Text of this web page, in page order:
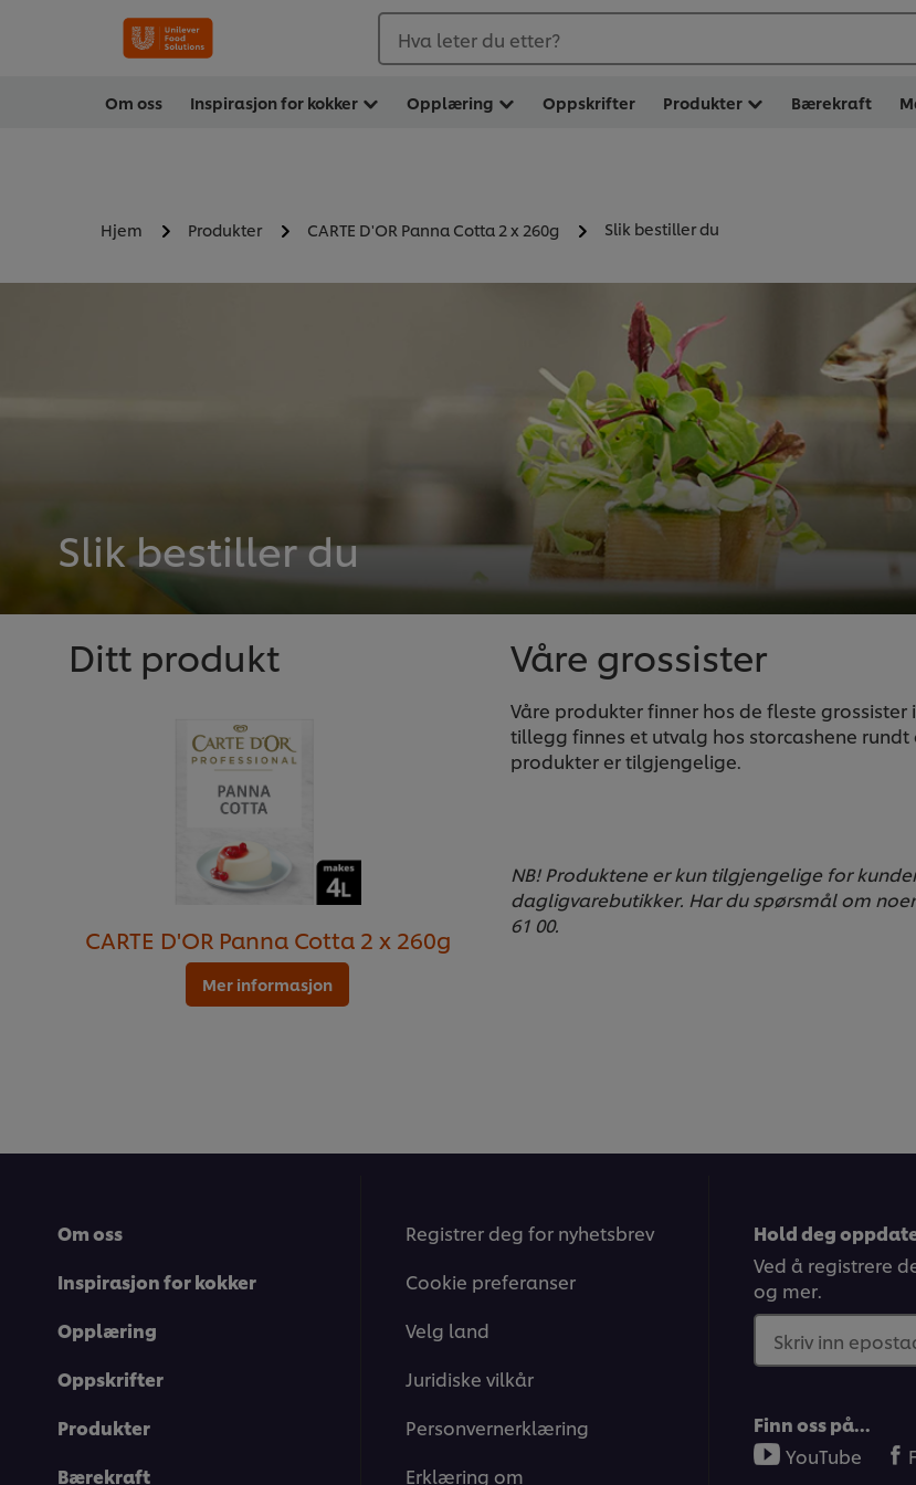
Hva leter du etter?
Om oss Inspirasjon for kokker Opplæring Oppskrifter Produkter Bærekraft
Hjem Produkter CARTE D'OR Panna Cotta 2 x 260g Slik bestiller du
Slik bestiller du
Våre grossister
Våre produkter finner hos de fleste
tillegg finnes et utvalg hos storcashene
produkter er tilgjengelige.
NB! Produktene er kun tilgjengelige for
dagligvarebutikker. Har du spørsmål om
61 00.
Ditt produkt
CARTE D'OR Panna Cotta 2 x 260g
Mer informasjon
Om oss
Inspirasjon for kokker
Opplæring
Oppskrifter
Produkter
Bærekraft
Registrer deg for nyhetsbrev
Cookie preferanser
Velg land
Juridiske vilkår
Personvernerklæring
Erklæring om
Hold deg
Ved å registrere
og mer.
Skriv inn
Finn oss på…
YouTube